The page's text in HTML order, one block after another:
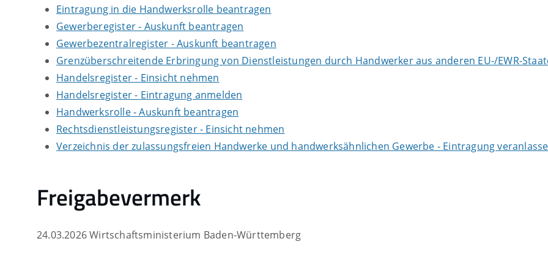
Eintragung in die Handwerksrolle beantragen
Gewerberegister - Auskunft beantragen
Gewerbezentralregister - Auskunft beantragen
Grenzüberschreitende Erbringung von Dienstleistungen durch Handwerker aus anderen EU-/EWR-
Handelsregister - Einsicht nehmen
Handelsregister - Eintragung anmelden
Handwerksrolle - Auskunft beantragen
Rechtsdienstleistungsregister - Einsicht nehmen
Verzeichnis der zulassungsfreien Handwerke und handwerksähnlichen Gewerbe - Eintragung
Freigabevermerk
24.03.2026 Wirtschaftsministerium Baden-Württemberg